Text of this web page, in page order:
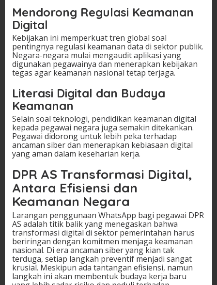
Mendorong Regulasi Keamanan
Digital
Kebijakan ini memperkuat tren global soal
pentingnya regulasi keamanan data di sektor publik.
Negara-negara mulai mengaudit aplikasi yang
digunakan pegawainya dan menerapkan kebijakan
tegas agar keamanan nasional tetap terjaga.
Literasi Digital dan Budaya
Keamanan
Selain soal teknologi, pendidikan keamanan digital
kepada pegawai negara juga semakin ditekankan.
Pegawai didorong untuk lebih peka terhadap
ancaman siber dan menerapkan kebiasaan digital
yang aman dalam keseharian kerja.
DPR AS Transformasi Digital,
Antara Efisiensi dan
Keamanan Negara
Larangan penggunaan WhatsApp bagi pegawai DPR
AS adalah titik balik yang menegaskan bahwa
transformasi digital di sektor pemerintahan harus
beriringan dengan komitmen menjaga keamanan
nasional. Di era ancaman siber yang kian tak
terduga, setiap langkah preventif menjadi sangat
krusial. Meskipun ada tantangan efisiensi, namun
langkah ini akan membentuk budaya kerja baru